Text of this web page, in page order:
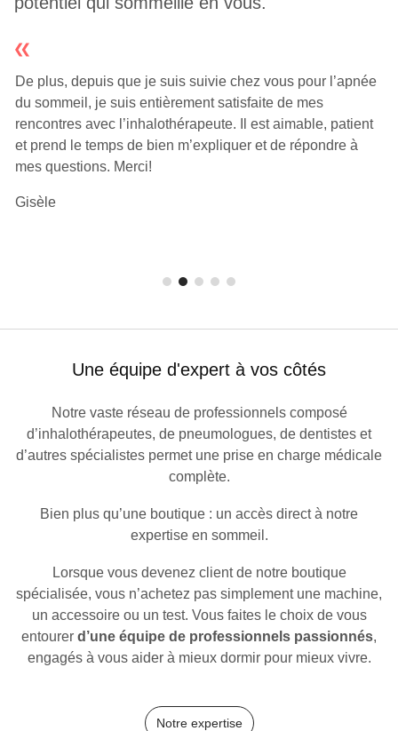
De plus, depuis que je suis suivie chez vous pour l’apnée
du sommeil, je suis entièrement satisfaite de mes
rencontres avec l’inhalothérapeute. Il est aimable, patient
et prend le temps de bien m’expliquer et de répondre à
mes questions. Merci!
Gisèle
Une équipe d'expert à vos côtés
Notre vaste réseau de professionnels composé
d’inhalothérapeutes, de pneumologues, de dentistes et
d’autres spécialistes permet une prise en charge médicale
complète.
Bien plus qu’une boutique : un accès direct à notre
expertise en sommeil.
Lorsque vous devenez client de notre boutique
spécialisée, vous n’achetez pas simplement une machine,
un accessoire ou un test. Vous faites le choix de vous
entourer d’une équipe de professionnels passionnés,
engagés à vous aider à mieux dormir pour mieux vivre.
Notre expertise